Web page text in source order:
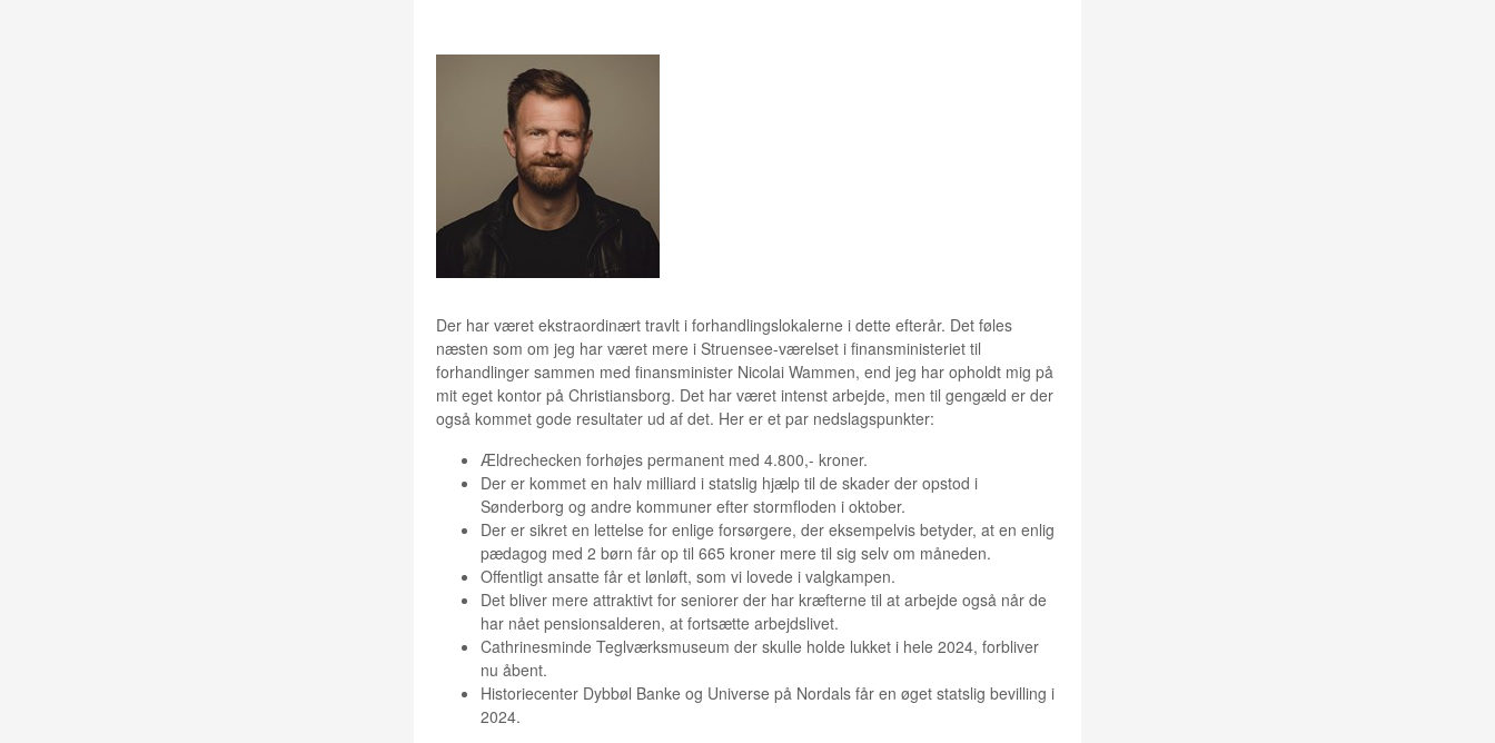
Der har været ekstraordinært travlt i forhandlingslokalerne i dette efterår. Det føles
næsten som om jeg har været mere i Struensee-værelset i finansministeriet til
forhandlinger sammen med finansminister Nicolai Wammen, end jeg har opholdt mig på
mit eget kontor på Christiansborg. Det har været intenst arbejde, men til gengæld er der
også kommet gode resultater ud af det. Her er et par nedslagspunkter:
Ældrechecken forhøjes permanent med 4.800,- kroner.
Der er kommet en halv milliard i statslig hjælp til de skader der opstod i
Sønderborg og andre kommuner efter stormfloden i oktober.
Der er sikret en lettelse for enlige forsørgere, der eksempelvis betyder, at en enlig
pædagog med 2 børn får op til 665 kroner mere til sig selv om måneden.
Offentligt ansatte får et lønløft, som vi lovede i valgkampen.
Det bliver mere attraktivt for seniorer der har kræfterne til at arbejde også når de
har nået pensionsalderen, at fortsætte arbejdslivet.
Cathrinesminde Teglværksmuseum der skulle holde lukket i hele 2024, forbliver
nu åbent.
Historiecenter Dybbøl Banke og Universe på Nordals får en øget statslig bevilling i
2024.